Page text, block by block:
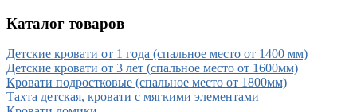
Каталог товаров
Детские кровати от 1 года (спальное место от 1400 мм)
Детские кровати от 3 лет (спальное место от 1600мм)
Кровати подростковые (спальное место от 1800мм)
Тахта детская, кровати с мягкими элементами